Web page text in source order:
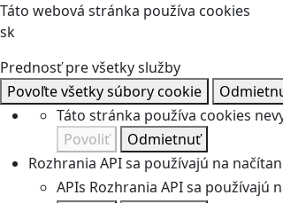
Táto webová stránka používa cookies
sk
Prednosť pre všetky služby
Povoľte všetky súbory cookie
Táto stránka používa cookies
Povoliť
Odmietnuť
Rozhrania API sa používajú na
APIs Rozhrania API sa používajú